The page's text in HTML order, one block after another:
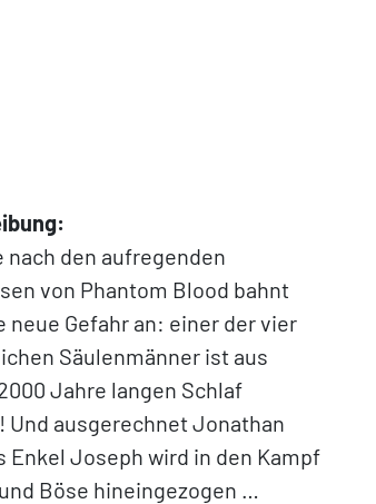
nach den aufregenden
von Phantom Blood bahnt
neue Gefahr an: einer der vier
Säulenmänner ist aus
Jahre langen Schlaf
Und ausgerechnet Jonathan
Enkel Joseph wird in den Kampf
Böse hineingezogen …